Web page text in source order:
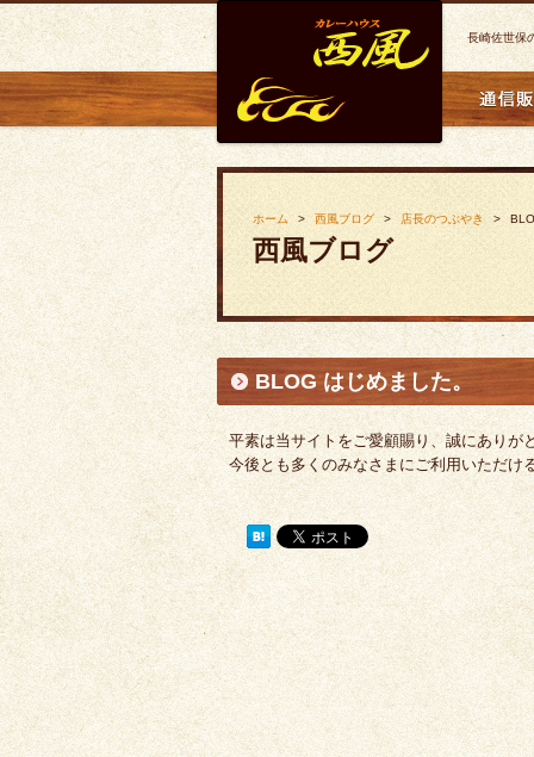
長崎佐世保
ホーム 西風ブログ 店長のつぶやき
西風ブログ
BLOG はじめました。
平素は当サイトをご愛顧賜り、誠にありが
今後とも多くのみなさまにご利用いただけ